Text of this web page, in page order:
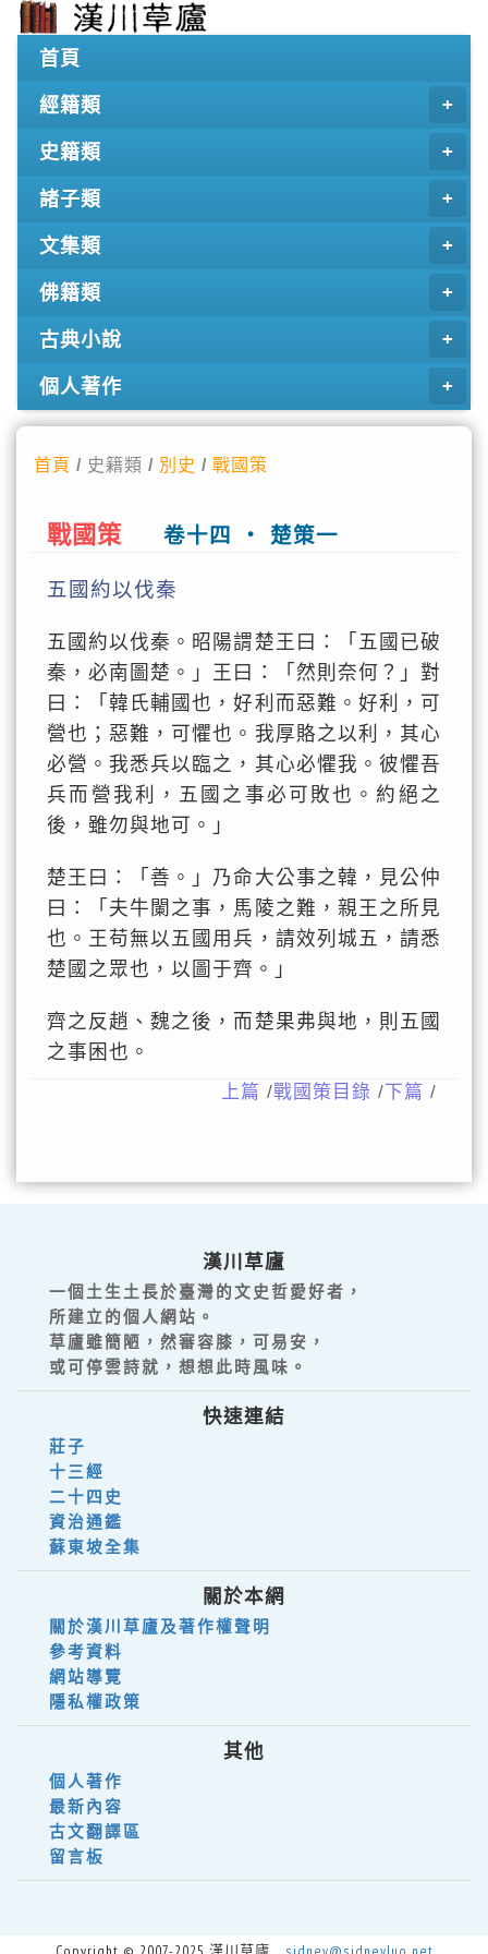
首頁
經籍類
史籍類
諸子類
文集類
佛籍類
古典小說
個人著作
首頁 / 史籍類 / 別史 /戰國策
戰國策 卷十四 ‧ 楚策一
五國約以伐秦
五國約以伐秦。昭陽謂楚王曰：「五國已破
秦，必南圖楚。」王曰：「然則奈何？」對
曰：「韓氏輔國也，好利而惡難。好利，可
營也；惡難，可懼也。我厚賂之以利，其心
必營。我悉兵以臨之，其心必懼我。彼懼吾
兵而營我利，五國之事必可敗也。約絕之
後，雖勿與地可。」
楚王曰：「善。」乃命大公事之韓，見公仲
曰：「夫牛闌之事，馬陵之難，親王之所見
也。王苟無以五國用兵，請效列城五，請悉
楚國之眾也，以圖于齊。」
齊之反趙、魏之後，而楚果弗與地，則五國
之事困也。
上篇 /戰國策目錄 /下篇 /
漢川草廬
一個土生土長於臺灣的文史哲愛好者，
所建立的個人網站。
草廬雖簡陋，然審容膝，可易安，
或可停雲詩就，想想此時風味。
快速連結
莊子
十三經
二十四史
資治通鑑
蘇東坡全集
關於本網
關於漢川草廬及著作權聲明
參考資料
網站導覽
隱私權政策
其他
個人著作
最新內容
古文翻譯區
留言板